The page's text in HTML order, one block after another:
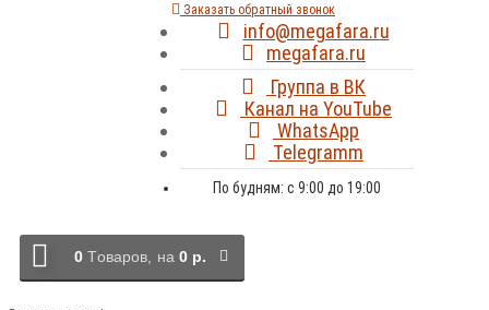
Заказать обратный звонок
info@megafara.ru
megafara.ru
Группа в ВК
Канал на YouTube
WhatsApp
Telegramm
По будням: с 9:00 до 19:00
0 Tоваров, на 0 р.